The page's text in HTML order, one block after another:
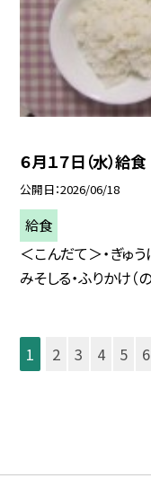
６月１７日（水）給食
公開日 2026/06/18
給食
＜こんだて＞・ぎゅう
みそしる・ふりかけ（
1 2 3 4 5 6